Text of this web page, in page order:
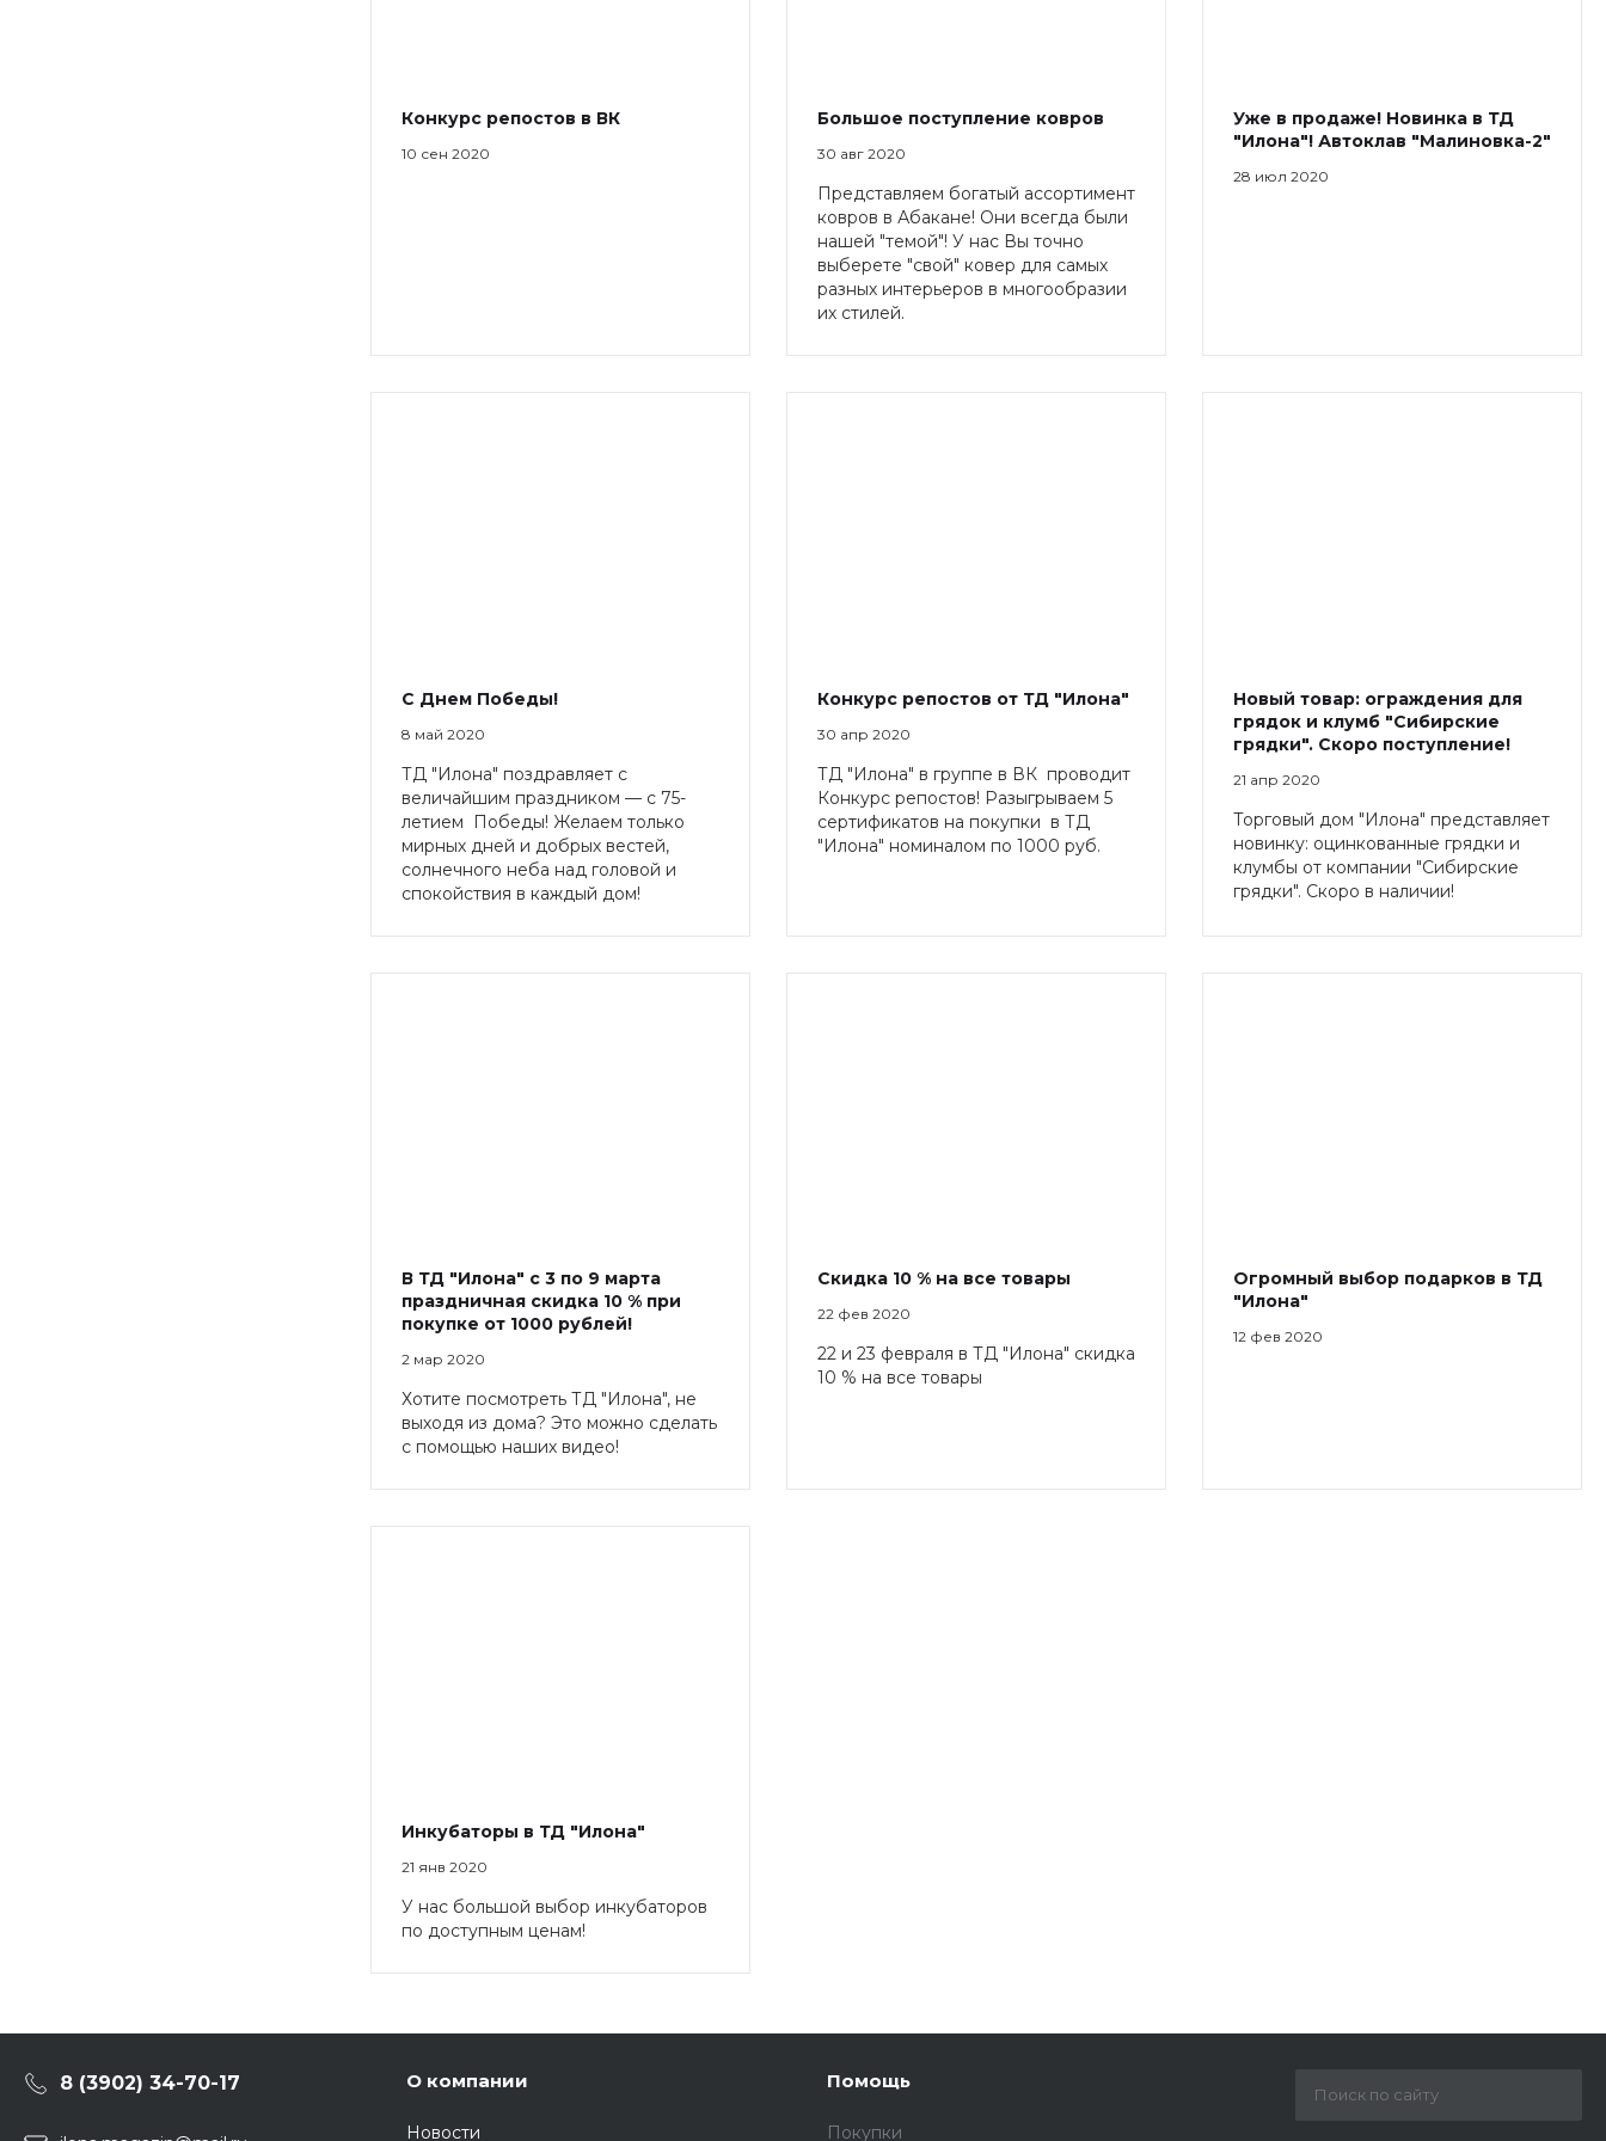
Конкурс репостов в ВК
10 сен 2020
Большое поступление ковров
30 авг 2020
Представляем богатый ассортимент
ковров в Абакане! Они всегда были
нашей "темой"! У нас Вы точно
выберете "свой" ковер для самых
разных интерьеров в многообразии
их стилей.
Уже в продаже! Новинка в ТД
"Илона"! Автоклав "Малиновка-2"
28 июл 2020
С Днем Победы!
8 май 2020
ТД "Илона" поздравляет с
величайшим праздником — с 75-
летием Победы! Желаем только
мирных дней и добрых вестей,
солнечного неба над головой и
спокойствия в каждый дом!
Конкурс репостов от ТД "Илона"
30 апр 2020
ТД "Илона" в группе в ВК проводит
Конкурс репостов! Разыгрываем 5
сертификатов на покупки в ТД
"Илона" номиналом по 1000 руб.
Новый товар: ограждения для
грядок и клумб "Сибирские
грядки". Скоро поступление!
21 апр 2020
Торговый дом "Илона" представляет
новинку: оцинкованные грядки и
клумбы от компании "Сибирские
грядки". Скоро в наличии!
В ТД "Илона" с 3 по 9 марта
праздничная скидка 10 % при
покупке от 1000 рублей!
2 мар 2020
Хотите посмотреть ТД "Илона", не
выходя из дома? Это можно сделать
с помощью наших видео!
Скидка 10 % на все товары
22 фев 2020
22 и 23 февраля в ТД "Илона" скидка
10 % на все товары
Огромный выбор подарков в ТД
"Илона"
12 фев 2020
Инкубаторы в ТД "Илона"
21 янв 2020
У нас большой выбор инкубаторов
по доступным ценам!
8 (3902) 34-70-17 О компании
Новости
Помощь
Покупки